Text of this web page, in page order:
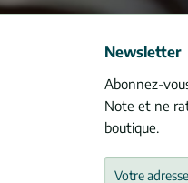
Newsletter
Abonnez-
Note et ne
boutique.